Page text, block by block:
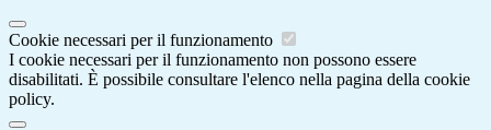
Cookie necessari per il funzionamento
I cookie necessari per il funzionamento non possono essere
disabilitati. È possibile consultare l'elenco nella pagina della cookie
policy.